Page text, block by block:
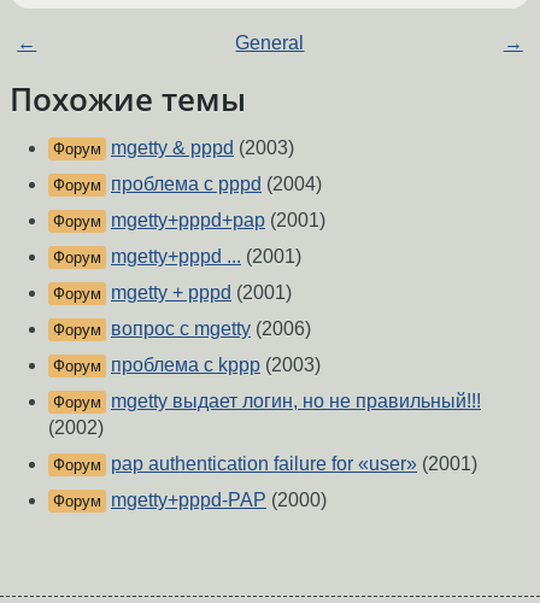
← General →
Похожие темы
Форум mgetty & pppd (2003)
Форум проблема с pppd (2004)
Форум mgetty+pppd+pap (2001)
Форум mgetty+pppd ... (2001)
Форум mgetty + pppd (2001)
Форум вопрос с mgetty (2006)
Форум проблема с kppp (2003)
Форум
mgetty выдает логин, но не правильный!!!
(2002)
Форум pap authentication failure for «user» (2001)
Форум mgetty+pppd-PAP (2000)